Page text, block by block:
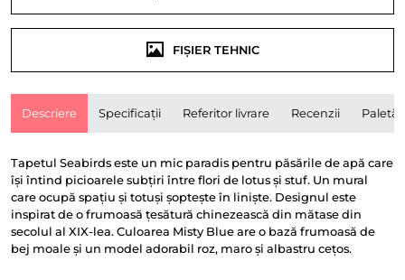
FIȘIER TEHNIC
Descriere Specificații Referitor livrare Recenzii Paletă
Tapetul Seabirds este un mic paradis pentru păsările de apă care
își întind picioarele subțiri între flori de lotus și stuf. Un mural
care ocupă spațiu și totuși șoptește în liniște. Designul este
inspirat de o frumoasă țesătură chinezească din mătase din
secolul al XIX-lea. Culoarea Misty Blue are o bază frumoasă de
bej moale și un model adorabil roz, maro și albastru cețos.